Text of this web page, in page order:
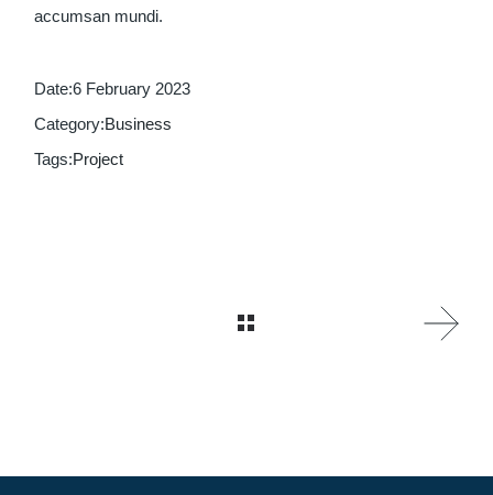
accumsan mundi.
Date:6 February 2023
Category:Business
Tags:Project